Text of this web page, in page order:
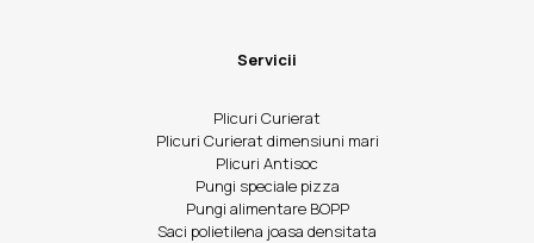
Servicii
Plicuri Curierat
Plicuri Curierat dimensiuni mari
Plicuri Antisoc
Pungi speciale pizza
Pungi alimentare BOPP
Saci polietilena joasa densitata